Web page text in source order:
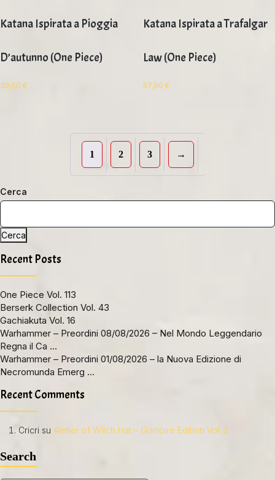
Katana Ispirata a Pioggia
D’autunno (One Piece)
39,50 €
Katana Ispirata a Trafalgar
Law (One Piece)
57,90 €
1 2 3 →
Cerca
Cerca
Recent Posts
One Piece Vol. 113
Berserk Collection Vol. 43
Gachiakuta Vol. 16
Warhammer – Preordini 08/08/2026 – Nel Mondo Leggendario
Regna il Ca …
Warhammer – Preordini 01/08/2026 – la Nuova Edizione di
Necromunda Emerg …
Recent Comments
Cricri su Atelier of Witch Hat – Grimoire Edition Vol. 2
Search